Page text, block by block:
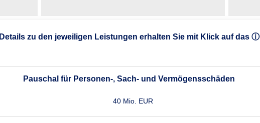
Details zu den jeweiligen Leistungen erhalten Sie mit Klick auf das ⓘ
Pauschal für Personen-, Sach- und Vermögensschäden
40 Mio. EUR